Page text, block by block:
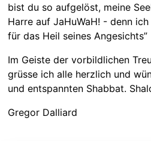
bist du so aufgelöst, meine
Harre auf JaHuWaH! - denn
für das Heil seines
Im Geiste der vorbildlichen
grüsse ich alle herzlich und
und entspannten Shabbat.
Gregor Dalliard